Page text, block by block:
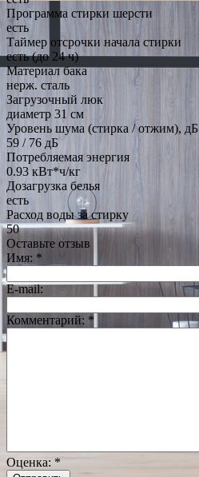
Программа стирки шерсти
есть
Таймер отсрочки начала стирки
есть (до 24 ч)
Материал бака
нерж. сталь
Загрузочный люк
диаметр 31 см
Уровень шума (стирка / отжим), дБ
59 / 76 дБ
Потребляемая энергия
0.93 кВт*ч/кг
Дозагрузка белья
есть
Расход воды за стирку
50
Оставьте отзыв
Имя: *
E-mail:
Комментарий: *
Оценка: *